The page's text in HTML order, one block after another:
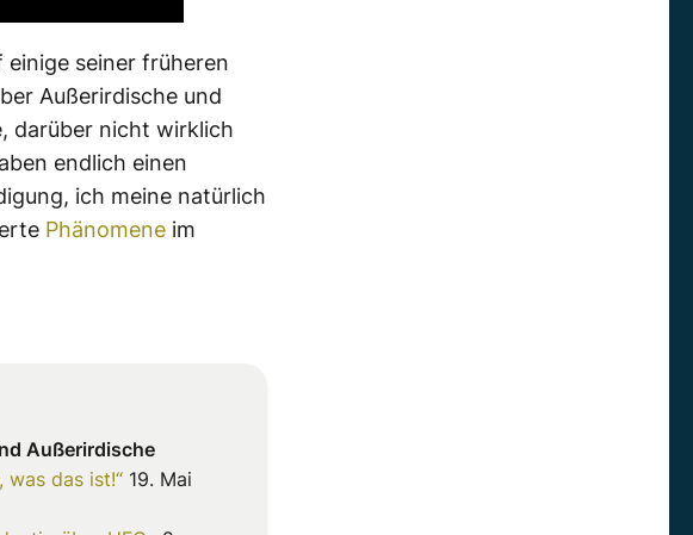
seiner früheren
Außerirdische und
darüber nicht wirklich
endlich einen
ich meine natürlich
Phänomene im
Außerirdische
was das ist!“ 19. Mai